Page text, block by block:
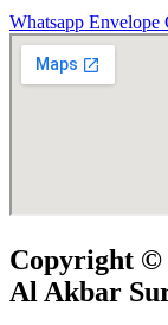
Whatsapp Envelope
Copyright ©
Al Akbar